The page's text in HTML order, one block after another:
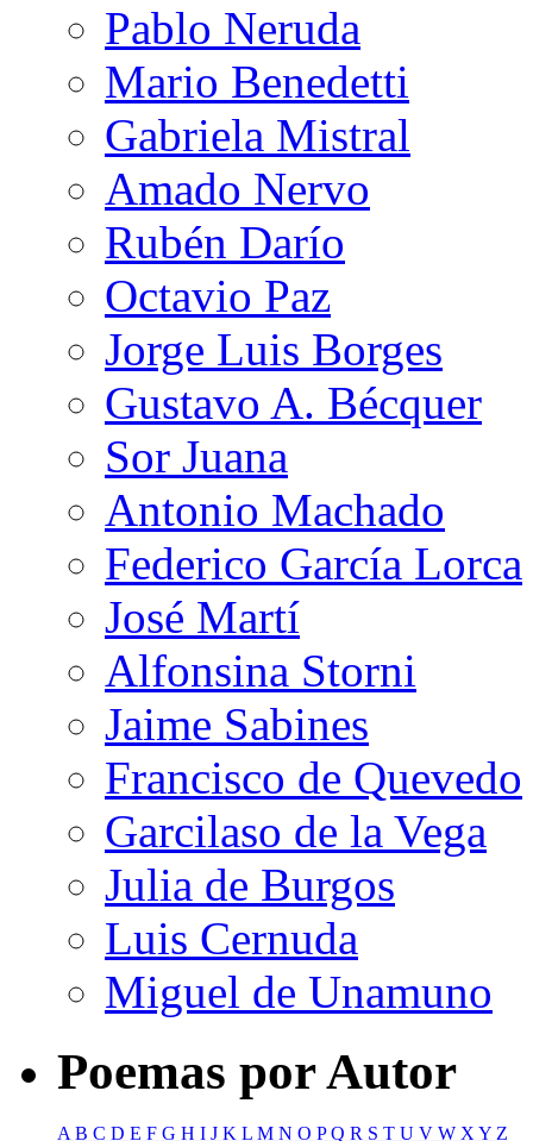
Pablo Neruda
Mario Benedetti
Gabriela Mistral
Amado Nervo
Rubén Darío
Octavio Paz
Jorge Luis Borges
Gustavo A. Bécquer
Sor Juana
Antonio Machado
Federico García Lorca
José Martí
Alfonsina Storni
Jaime Sabines
Francisco de Quevedo
Garcilaso de la Vega
Julia de Burgos
Luis Cernuda
Miguel de Unamuno
Poemas por Autor
AB C D E F G H I J K L M N O PQ R S T U V W XY Z